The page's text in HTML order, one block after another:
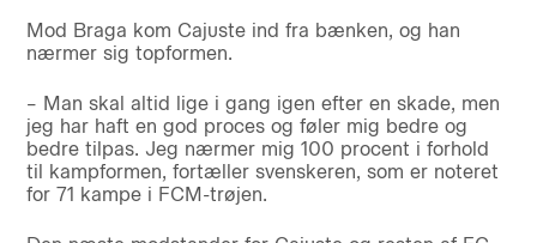
Mod Braga kom Cajuste ind fra bænken, og han
nærmer sig topformen.
– Man skal altid lige i gang igen efter en skade, men
jeg har haft en god proces og føler mig bedre og
bedre tilpas. Jeg nærmer mig 100 procent i forhold
til kampformen, fortæller svenskeren, som er noteret
for 71 kampe i FCM-trøjen.